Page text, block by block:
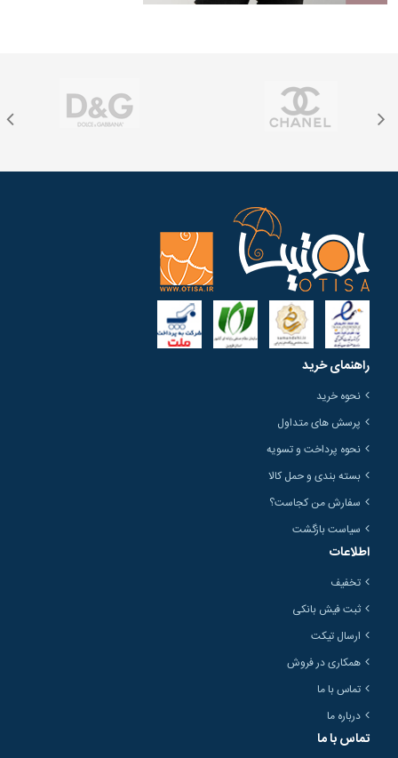
راهنمای خرید
نحوه خرید
پرسش های متداول
نحوه پرداخت و تسویه
بسته بندی و حمل کالا
سفارش من کجاست؟
سیاست بازگشت
اطلاعات
تخفیف
ثبت فیش بانکی
ارسال تیکت
همکاری در فروش
تماس با ما
درباره ما
تماس با ما